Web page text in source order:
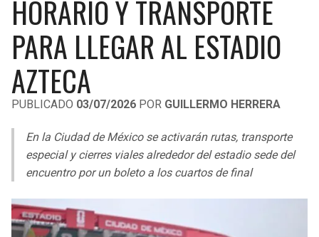
LIGA DE EXPANSIÓN MX
LEAGUES CUP
UEFA EUROPA LEAGUE
UEFA CONFERENCE LEAGUE
MLS
COPA LIBERTADORES
COPA SUDAMERICANA
LIGA BETPLAY
OTRAS LIGAS
RAIDERS
CHARGERS
RAVENS
STEELERS
CAVALIERS
PISTONS
PACERS
HORNETS
HORARIO Y TRANSPORTE
PARA LLEGAR AL ESTADIO
AZTECA
PUBLICADO 03/07/2026 POR GUILLERMO HERRERA
En la Ciudad de México se activarán rutas, transporte
especial y cierres viales alrededor del estadio sede del
encuentro por un boleto a los cuartos de final